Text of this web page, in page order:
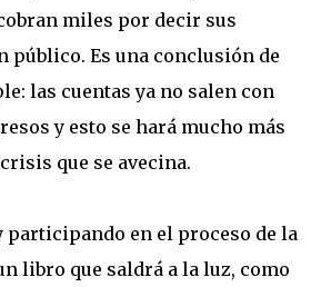
miles por decir sus
público. Es una conclusión de
las cuentas ya no salen con
y esto se hará mucho más
que se avecina.
participando en el proceso de la
libro que saldrá a la luz, como